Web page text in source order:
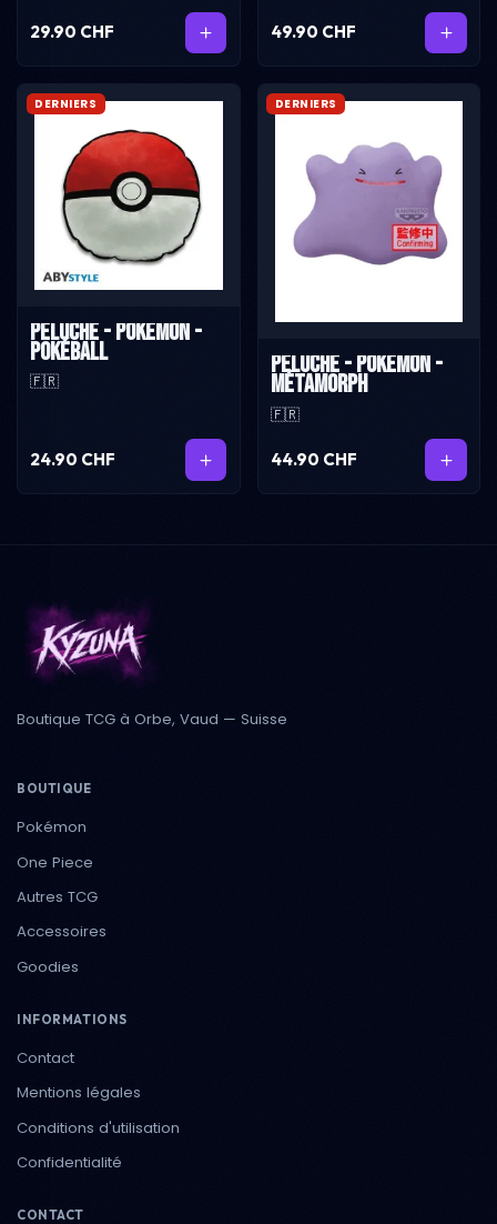
29.90 CHF 49.90 CHF
DERNIERS
Peluche - Pokémon -
Pokéball
🇫🇷
24.90 CHF
DERNIERS
Peluche - Pokémon -
Métamorph
🇫🇷
44.90 CHF
Boutique TCG à Orbe, Vaud — Suisse
BOUTIQUE
Pokémon
One Piece
Autres TCG
Accessoires
Goodies
INFORMATIONS
Contact
Mentions légales
Conditions d'utilisation
Confidentialité
CONTACT